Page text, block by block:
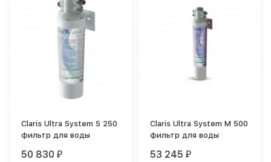
Claris Ultra System S 250
фильтр для воды
50 830 ₽
Claris Ultra System M 500
фильтр для воды
53 245 ₽